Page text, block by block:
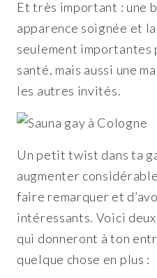
Et très important : une
apparence soignée et
seulement importantes
santé, mais aussi une
les autres invités.
Un petit twist dans ta
augmenter
faire remarquer et
intéressants. Voici
qui donneront à ton
quelque chose en plus :